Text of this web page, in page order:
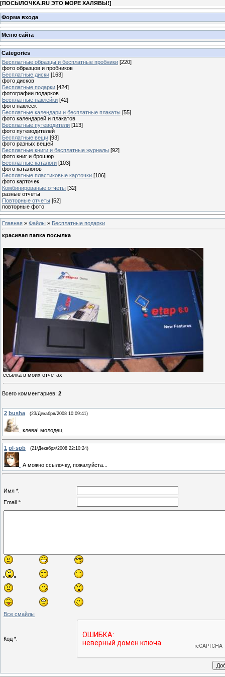
[ПОСЫЛОЧКА.RU ЭТО МОРЕ ХАЛЯВЫ!]
Форма входа
Меню сайта
Categories
Бесплатные образцы и бесплатные пробники [220]
фото образцов и пробников
Бесплатные диски [163]
фото дисков
Бесплатные подарки [424]
фотографии подарков
Бесплатные наклейки [42]
фото наклеек
Бесплатные календари и бесплатные плакаты [55]
фото календарей и плакатов
Бесплатные путеводители [113]
фото путеводителей
Бесплатные вещи [93]
фото разных вещей
Бесплатные книги и бесплатные журналы [92]
фото книг и брошюр
Бесплатные каталоги [103]
фото каталогов
Бесплатные пластиковые карточки [106]
фото карточек
Комбинированые отчеты [32]
разные отчеты
Повторные отчеты [52]
повторные фото
Главная » Файлы » Бесплатные подарки
красивая папка посылка
ссылка в моих отчетах
Всего комментариев: 2
2 busha (23/Декабря/2008 10:09:41)
клева! молодец
1 pl-spb (21/Декабря/2008 22:10:24)
А можно ссылочку, пожалуйста...
Имя *:
Email *:
Все смайлы
Код *: